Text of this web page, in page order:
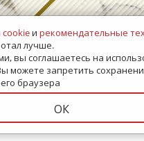
cookieи рекомендательные
лучше.
вы соглашаетесь на
можете запретить
браузера
ОК